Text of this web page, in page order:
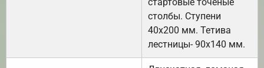
столбы. Ступени
40х200 мм. Тетива
лестницы- 90х140 мм.